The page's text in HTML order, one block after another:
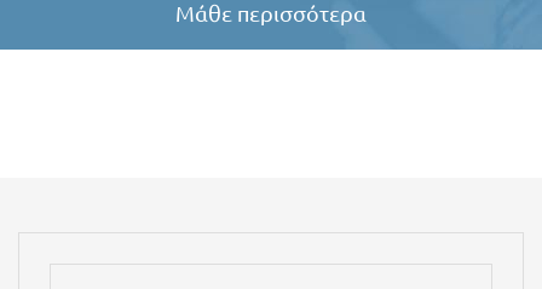
Μάθε περισσότερα